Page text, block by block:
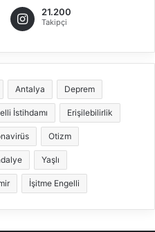
21.200
Takipçi
Antalya Deprem
İstihdamı Erişilebilirlik
Otizm
Yaşlı
İşitme Engelli